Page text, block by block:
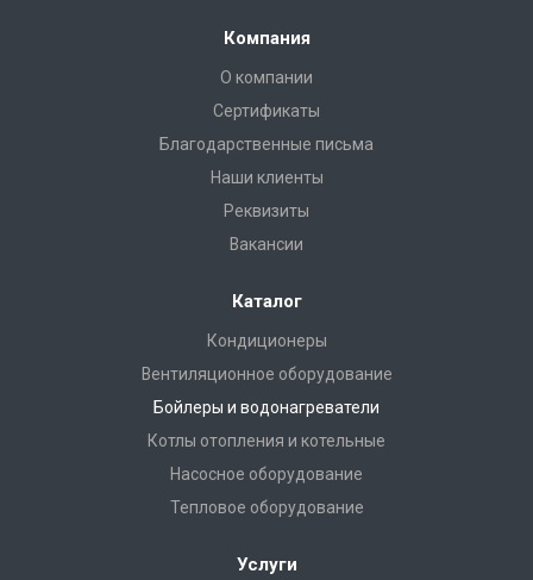
Компания
О компании
Сертификаты
Благодарственные письма
Наши клиенты
Реквизиты
Вакансии
Каталог
Кондиционеры
Вентиляционное оборудование
Бойлеры и водонагреватели
Котлы отопления и котельные
Насосное оборудование
Тепловое оборудование
Услуги